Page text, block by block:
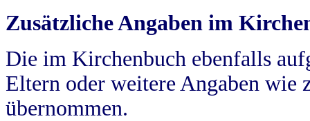
Zusätzliche Angaben im
Die im Kirchenbuch ebenfalls
Eltern oder weitere Angaben wie
übernommen.